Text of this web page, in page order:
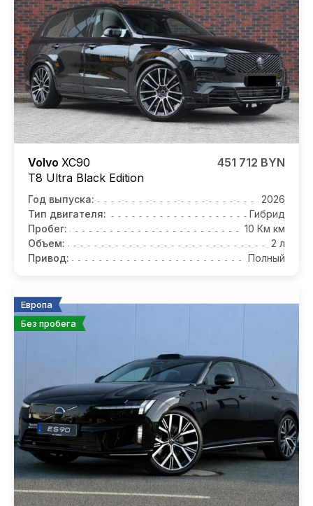
Volvo XC90
T8 Ultra Black Edition
451 712 BYN
Год выпуска:
2026
Тип двигателя:
Гибрид
Пробег:
10 Км км
Объем:
2 л
Привод:
Полный
Европа
Без пробега